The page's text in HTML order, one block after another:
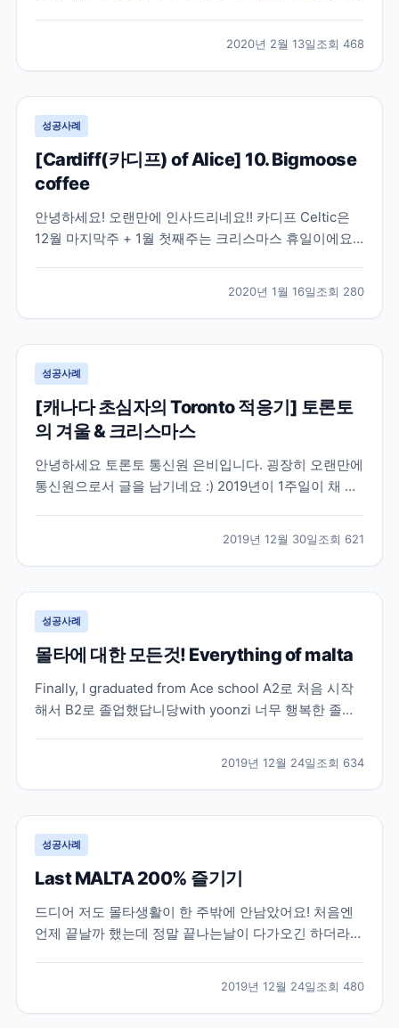
리는 복불복이긴 한데 학원 친구들보면 이정도 거리가
보통인거같아요 ! 정말 복불복인 부분이 많아서...
2020년 2월 13일조회 468
성공사례
[Cardiff(카디프) of Alice] 10. Bigmoose
coffee
안녕하세요! 오랜만에 인사드리네요!! 카디프 Celtic은
12월 마지막주 + 1월 첫째주는 크리스마스 휴일이에요!
서 추천한 카페입니다 :) Bigmoose coffee 갑자기 런치
클래스 선생님이 카페가서 토론...
2020년 1월 16일조회 280
성공사례
[캐나다 초심자의 Toronto 적응기] 토론토
의 겨울 & 크리스마스
안녕하세요 토론토 통신원 은비입니다. 굉장히 오랜만에
통신원으로서 글을 남기네요 :) 2019년이 1주일이 채 남
눈이 올 정도로 겨울이 빨리 찾아왔습니다. 토론토는 영
하 15-20에 이르는 추운 겨울로 유명...
2019년 12월 30일조회 621
성공사례
몰타에 대한 모든것! Everything of malta
Finally, I graduated from Ace school A2로 처음 시작
해서 B2로 졸업했답니당with yoonzi 너무 행복한 졸업
복한 하루였어요 몰타 생활도 끝이 났어요 제가 아는선
에서 몰타 관련해서 정리...
2019년 12월 24일조회 634
성공사례
Last MALTA 200% 즐기기
드디어 저도 몰타생활이 한 주밖에 안남았어요! 처음엔
언제 끝날까 했는데 정말 끝나는날이 다가오긴 하더라구
우리 몰타라이프 즐기자!! 해서 행복하게 남은날들을 보
내기로 결심했어요! 브레이크에듀 3인방 (저, 룸메이
2019년 12월 24일조회 480